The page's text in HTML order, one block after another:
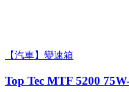
【汽車】變速箱
Top Tec MTF 5200